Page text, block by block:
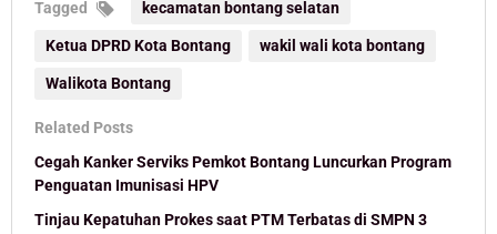
Tagged kecamatan bontang selatan
Ketua DPRD Kota Bontang wakil wali kota bontang
Walikota Bontang
Related Posts
Cegah Kanker Serviks Pemkot Bontang Luncurkan Program
Penguatan Imunisasi HPV
Tinjau Kepatuhan Prokes saat PTM Terbatas di SMPN 3